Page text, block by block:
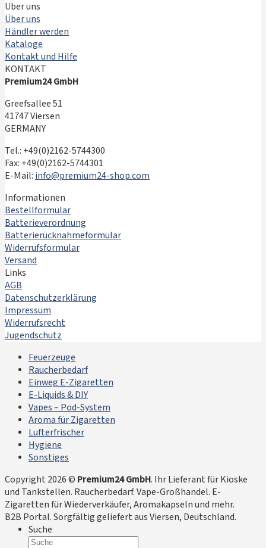
Über uns
Über uns
Händler werden
Kataloge
Kontakt und Hilfe
KONTAKT
Premium24 GmbH
Greefsallee 51
41747 Viersen
GERMANY
Tel.: +49(0)2162-5744300
Fax: +49(0)2162-5744301
E-Mail:info@premium24-shop.com
Informationen
Bestellformular
Batterieverordnung
Batterierücknahmeformular
Widerrufsformular
Versand
Links
AGB
Datenschutzerklärung
Impressum
Widerrufsrecht
Jugendschutz
Feuerzeuge
Raucherbedarf
Einweg E-Zigaretten
E-Liquids & DIY
Vapes – Pod-System
Aroma für Zigaretten
Lufterfrischer
Hygiene
Sonstiges
Copyright 2026 © Premium24 GmbH. Ihr Lieferant für Kioske
und Tankstellen. Raucherbedarf. Vape-Großhandel. E-
Zigaretten für Wiederverkäufer, Aromakapseln und mehr.
B2B Portal. Sorgfältig geliefert aus Viersen, Deutschland.
Suche